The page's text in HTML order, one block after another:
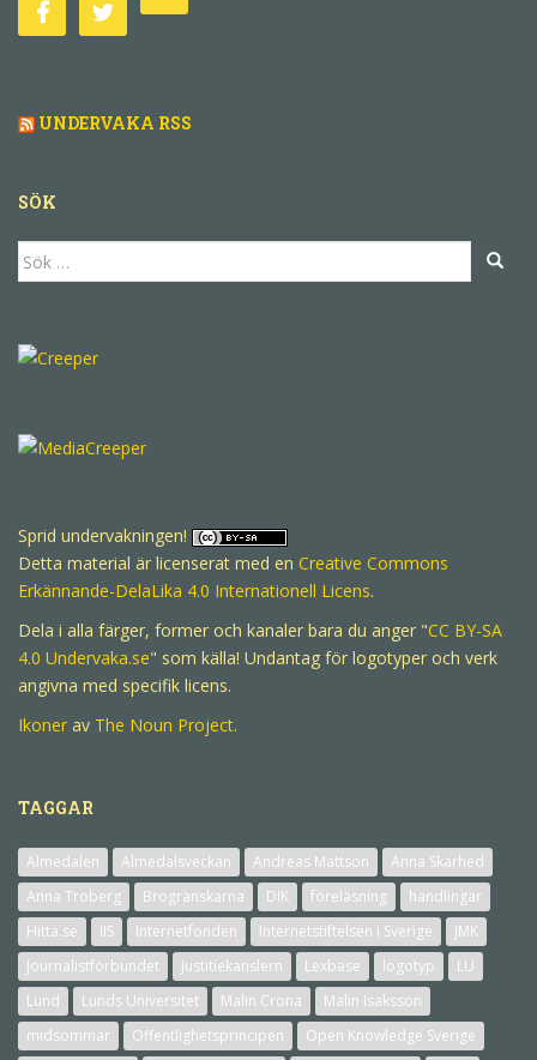
UNDERVAKA RSS
SÖK
Sök
efter:
Sprid undervakningen!
Detta material är licenserat med en Creative Commons
Erkännande-DelaLika 4.0 Internationell Licens.
Dela i alla färger, former och kanaler bara du anger "CC BY-SA
4.0 Undervaka.se" som källa! Undantag för logotyper och verk
angivna med specifik licens.
Ikoner av The Noun Project.
TAGGAR
Almedalen Almedalsveckan Andreas Mattson
Anna Skarhed
Anna Troberg
Brogranskarna DIK föreläsning
handlingar
Hitta.se
IIS Internetfonden Internetstiftelsen i Sverige
JMK
Journalistförbundet
Justitiekanslern Lexbase logotyp
LU
Lund
Lunds Universitet Malin Crona
Malin Isaksson
midsommar
Offentlighetsprincipen
Open Knowledge Sverige